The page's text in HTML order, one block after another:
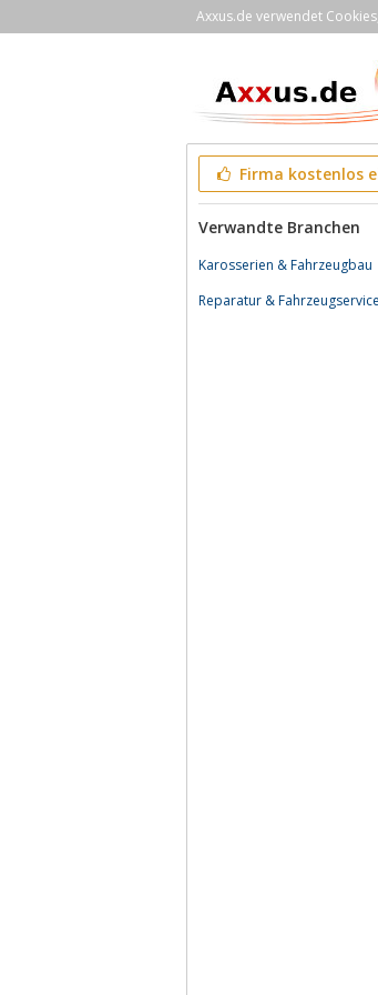
Axxus.de verwendet
Firma kostenlos
Verwandte Branchen
Karosserien & Fahrzeugbau
Reparatur & Fahrzeugservice